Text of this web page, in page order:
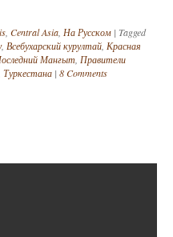
, Central Asia, На Русском | Tagged
, Всебухарский курултай, Красная
Мангыт, Правители
Туркестана | 8 Comments